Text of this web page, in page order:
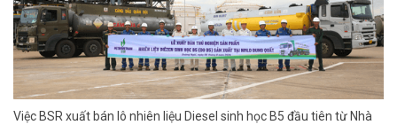
Việc BSR xuất bán lô nhiên liệu Diesel sinh học B5 đầu tiên từ Nhà